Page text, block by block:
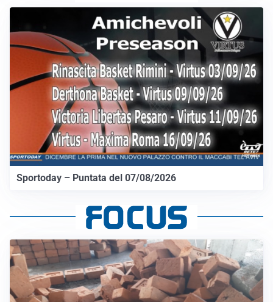
Sportoday – Puntata del 07/08/2026